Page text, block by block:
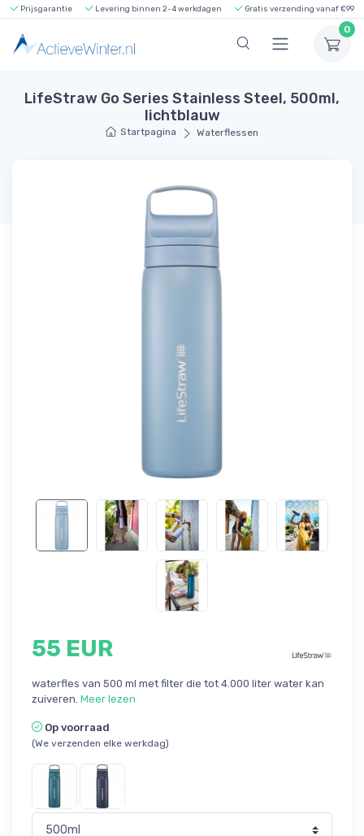
Prijsgarantie Levering binnen 2-4 werkdagen Gratis verzending vanaf €99
0
LifeStraw Go Series Stainless Steel, 500ml,
lichtblauw
Startpagina Waterflessen
55 EUR
waterfles van 500 ml met filter die tot 4.000 liter water kan
zuiveren. Meer lezen
Op voorraad
(We verzenden elke werkdag)